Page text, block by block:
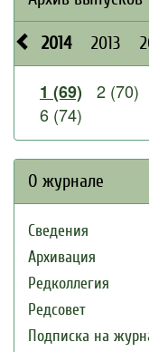
2014 2013
1 (69) 2 (70)
6 (74)
О журнале
Сведения
Архивация
Редколлегия
Редсовет
Подписка на